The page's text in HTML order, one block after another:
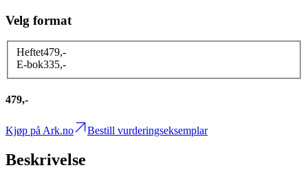
Velg format
Heftet479,-
E-bok335,-
479,-
Kjøp på Ark.no Bestill vurderingseksemplar
Beskrivelse